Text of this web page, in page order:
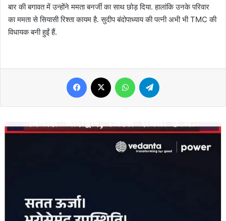
बार की बगावत में उन्होंने ममता बनर्जी का साथ छोड़ दिया. हालांकि उनके परिवार
का ममता से सियासी रिश्ता कायम है. सुदीप बंदोपाध्याय की पत्नी अभी भी TMC की
विधायक बनी हुईं हैं.
Facebook WhatsApp